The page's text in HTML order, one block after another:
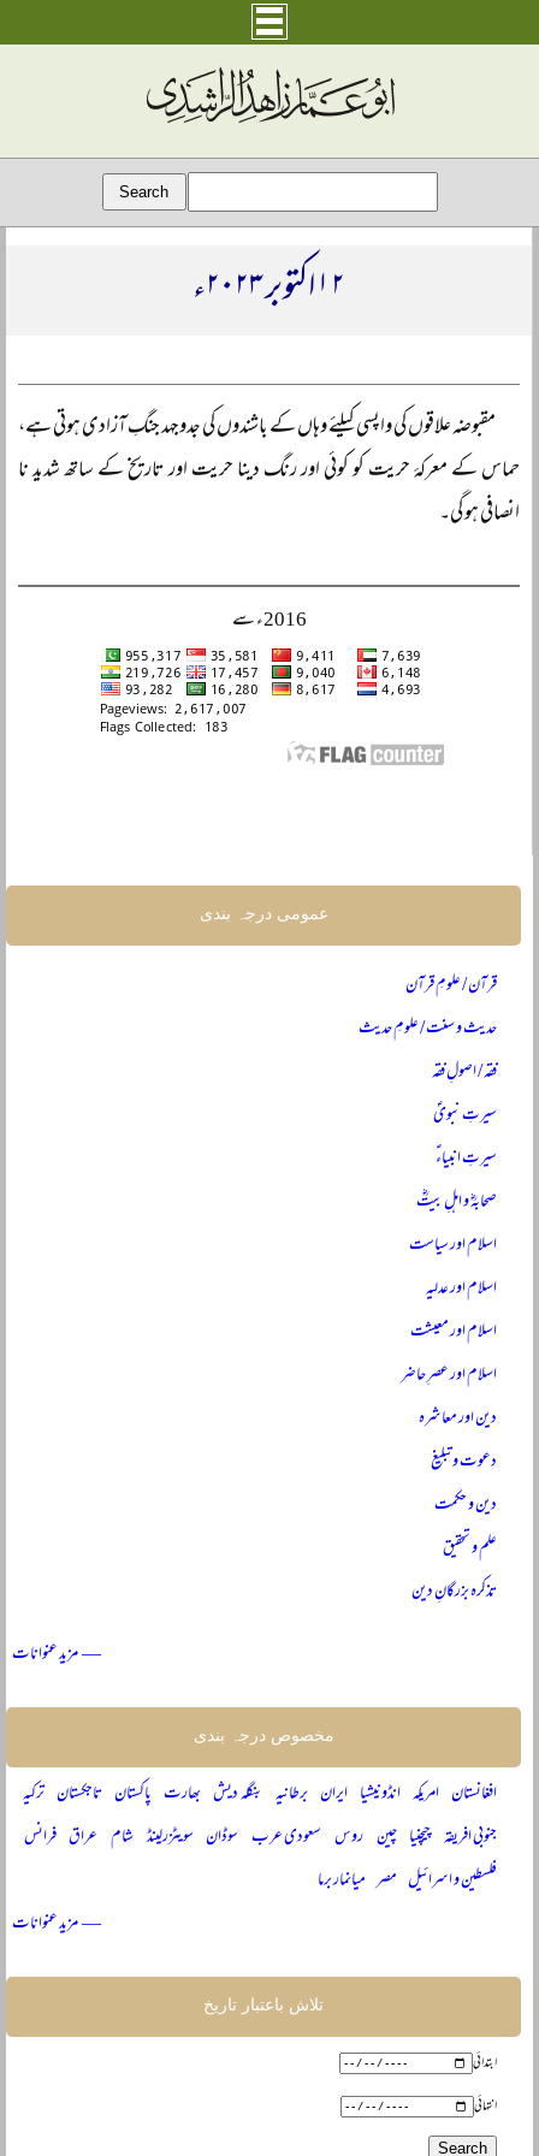
۱۲ اکتوبر ۲۰۲۳ء
مقبوضہ علاقوں کی واپسی کیلئے وہاں کے باشندوں کی جدوجہد جنگِ آزادی ہوتی ہے،
حماس کے معرکۂ حریت کو کوئی اور رنگ دینا حریت اور تاریخ کے ساتھ شدید نا
انصافی ہو گی۔
2016ء سے
عمومی درجہ بندی
قرآن / علومِ قرآن
حدیث و سنت / علومِ حدیث
فقہ / اصولِ فقہ
سیرتِ نبویؐ
سیرتِ انبیاءؑ
صحابہؓ و اہلِ بیتؓ
اسلام اور سیاست
اسلام اور عدلیہ
اسلام اور معیشت
اسلام اور عصرِ حاضر
دین اور معاشرہ
دعوت و تبلیغ
دین و حکمت
علم و تحقیق
تذکرہ بزرگانِ دین
— مزید عنوانات
مخصوص درجہ بندی
افغانستان امریکہ انڈونیشیا ایران برطانیہ بنگلہ دیش بھارت پاکستان تاجکستان ترکیہ
جنوبی افریقہ چیچنیا چین روس سعودی عرب سوڈان سویٹزرلینڈ شام عراق فرانس
فلسطین و اسرائیل مصر میانمار برما
— مزید عنوانات
تلاش باعتبار تاریخ
ابتدائی
انتہائی